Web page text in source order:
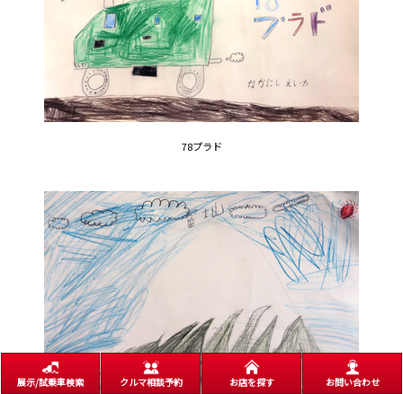
78プラド
展示/試乗車検索 クルマ相談予約 お店を探す お問い合わせ